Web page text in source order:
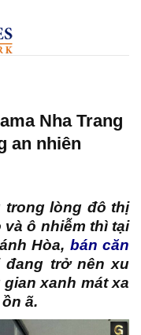
Nha Trang
an nhiên
trong lòng đô thị
ô nhiễm thì tại
Hòa, bán căn
trở nên xu
xanh mát xa
ã.